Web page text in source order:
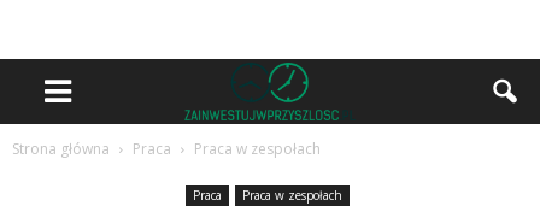
Strona główna Praca Praca w zespołach
Praca Praca w zespołach